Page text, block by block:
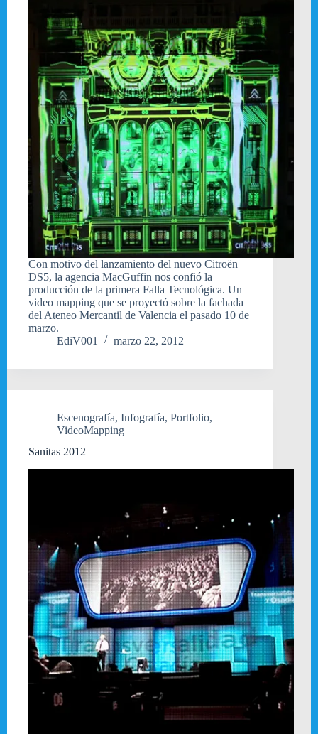
Con motivo del lanzamiento del nuevo Citroën
DS5, la agencia MacGuffin nos confió la
producción de la primera Falla Tecnológica. Un
video mapping que se proyectó sobre la fachada
del Ateneo Mercantil de Valencia el pasado 10 de
marzo.
EdiV001
marzo 22, 2012
Escenografía, Infografía, Portfolio,
VideoMapping
Sanitas 2012